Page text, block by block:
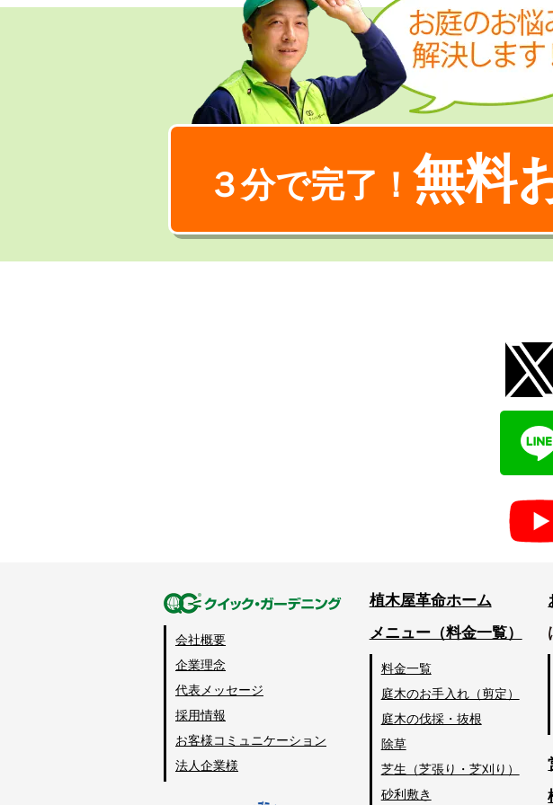
３分で完了！ 無料
会社概要
企業理念
代表メッセージ
採用情報
お客様コミュニケーション
法人企業様
植木屋革命ホーム
メニュー（料金一覧）
料金一覧
庭木のお手入れ（剪定）
庭木の伐採・抜根
除草
芝生（芝張り・芝刈り）
砂利敷き